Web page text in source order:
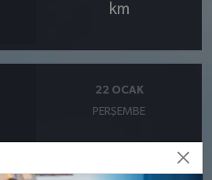
km
22 OCAK
PERŞEMBE